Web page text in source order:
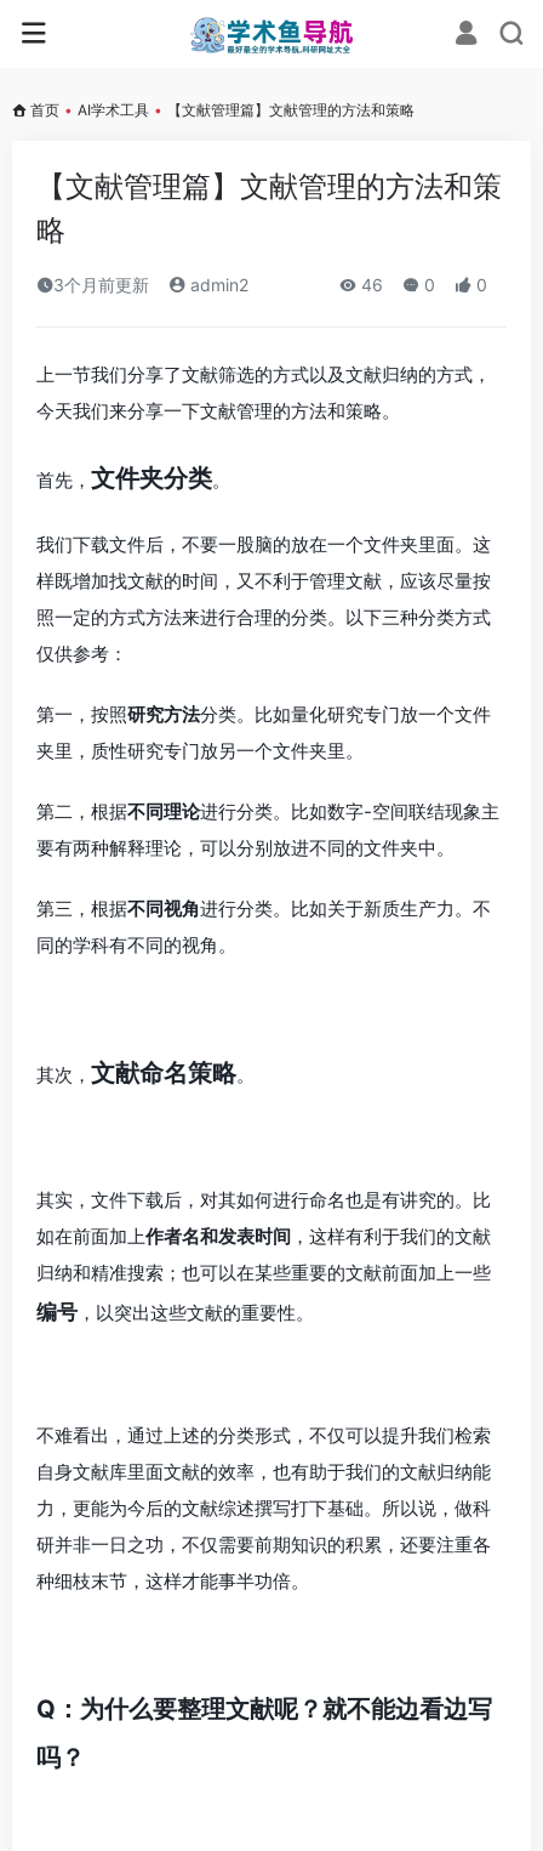
首页 • AI学术工具 • 【文献管理篇】文献管理的方法和策略
【文献管理篇】文献管理的方法和策
略
3个月前更新 admin2 46 0 0
上一节我们分享了文献筛选的方式以及文献归纳的方式，
今天我们来分享一下文献管理的方法和策略。
首先， 文件夹分类。
我们下载文件后，不要一股脑的放在一个文件夹里面。这
样既增加找文献的时间，又不利于管理文献，应该尽量按
照一定的方式方法来进行合理的分类。以下三种分类方式
仅供参考：
第一，按照研究方法分类。比如量化研究专门放一个文件
夹里，质性研究专门放另一个文件夹里。
第二，根据不同理论进行分类。比如数字-空间联结现象主
要有两种解释理论，可以分别放进不同的文件夹中。
第三，根据不同视角进行分类。比如关于新质生产力。不
同的学科有不同的视角。
其次， 文献命名策略。
其实，文件下载后，对其如何进行命名也是有讲究的。比
如在前面加上作者名和发表时间 ，这样有利于我们的文献
归纳和精准搜索；也可以在某些重要的文献前面加上一些
编号 ，以突出这些文献的重要性。
不难看出，通过上述的分类形式，不仅可以提升我们检索
自身文献库里面文献的效率，也有助于我们的文献归纳能
力，更能为今后的文献综述撰写打下基础。所以说，做科
研并非一日之功，不仅需要前期知识的积累，还要注重各
种细枝末节，这样才能事半功倍。
Q：为什么要整理文献呢？就不能边看边写
吗？